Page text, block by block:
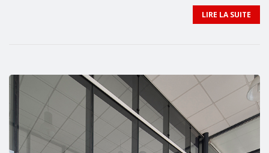
LIRE LA SUITE